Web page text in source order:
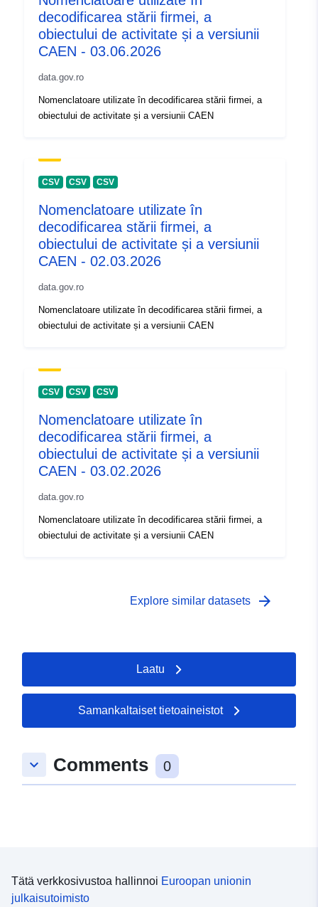
decodificarea stării firmei, a
obiectului de activitate și a versiunii
CAEN - 03.06.2026
data.gov.ro
Nomenclatoare utilizate în decodificarea stării firmei, a
obiectului de activitate și a versiunii CAEN
CSV CSV CSV
Nomenclatoare utilizate în
decodificarea stării firmei, a
obiectului de activitate și a versiunii
CAEN - 02.03.2026
data.gov.ro
Nomenclatoare utilizate în decodificarea stării firmei, a
obiectului de activitate și a versiunii CAEN
CSV CSV CSV
Nomenclatoare utilizate în
decodificarea stării firmei, a
obiectului de activitate și a versiunii
CAEN - 03.02.2026
data.gov.ro
Nomenclatoare utilizate în decodificarea stării firmei, a
obiectului de activitate și a versiunii CAEN
Explore similar datasets arrow_forward
Laatu
Samankaltaiset tietoaineistot
keyboard_arrow_down Comments 0
Tätä verkkosivustoa hallinnoi Euroopan unionin
julkaisutoimisto